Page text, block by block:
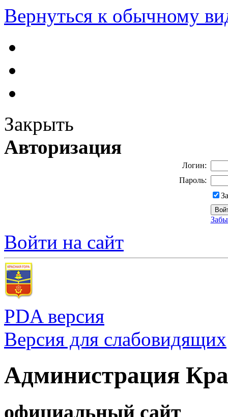
Вернуться к обычному
Закрыть
Авторизация
Логин:
Пароль:
Войти на сайт
PDA версия
Версия для слабовидящих
Администрация
официальный сайт